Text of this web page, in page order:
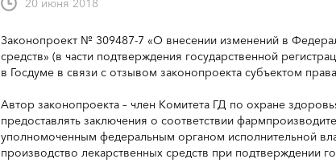
20 июня 2018
Законопроект № 309487-7 «О внесении изменений в
средств» (в части подтверждения государственной
в Госдуме в связи с отзывом законопроекта субъектом
Автор законопроекта – член Комитета ГД по охране
предоставлять заключения о соответствии
уполномоченным федеральным органом исполнительной
производство лекарственных средств при подтверждении